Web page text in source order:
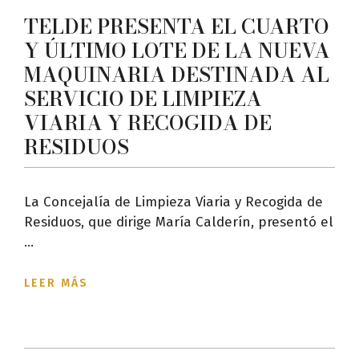
TELDE PRESENTA EL CUARTO
Y ÚLTIMO LOTE DE LA NUEVA
MAQUINARIA DESTINADA AL
SERVICIO DE LIMPIEZA
VIARIA Y RECOGIDA DE
RESIDUOS
La Concejalía de Limpieza Viaria y Recogida de
Residuos, que dirige María Calderín, presentó el
...
LEER MÁS